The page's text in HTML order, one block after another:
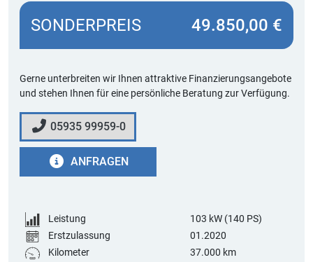
SONDERPREIS 49.850,00 €
Gerne unterbreiten wir Ihnen attraktive Finanzierungsangebote
und stehen Ihnen für eine persönliche Beratung zur Verfügung.
05935 99959-0
ANFRAGEN
Leistung 103 kW (140 PS)
Erstzulassung
01.2020
Kilometer
37.000 km